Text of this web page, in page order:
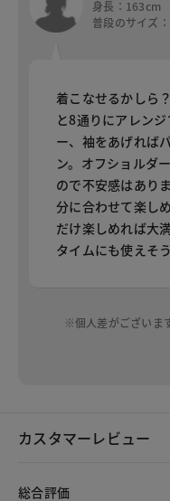
身長：163cm
普段のサイズ
着こなせるかしら
と8通りにアレン
ー、袖をあげれば
ン。オフショルダ
ので不安感はあり
分に合わせて楽し
だけ楽しめれば大
タイムにも使えそう
※個人差がございま
カスタマーレビュー
総合評価